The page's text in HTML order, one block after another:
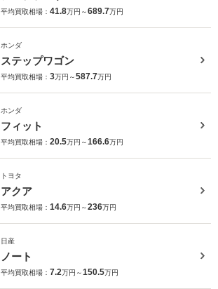
平均買取相場： 41.8万円～689.7万円
ホンダ
ステップワゴン
平均買取相場： 3万円～587.7万円
ホンダ
フィット
平均買取相場： 20.5万円～166.6万円
トヨタ
アクア
平均買取相場： 14.6万円～236万円
日産
ノート
平均買取相場： 7.2万円～150.5万円